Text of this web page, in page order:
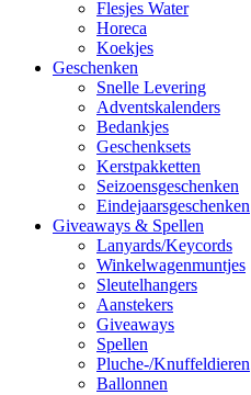
Flesjes Water
Horeca
Koekjes
Geschenken
Snelle Levering
Adventskalenders
Bedankjes
Geschenksets
Kerstpakketten
Seizoensgeschenken
Eindejaarsgeschenken
Giveaways & Spellen
Lanyards/Keycords
Winkelwagenmuntjes
Sleutelhangers
Aanstekers
Giveaways
Spellen
Pluche-/Knuffeldieren
Ballonnen